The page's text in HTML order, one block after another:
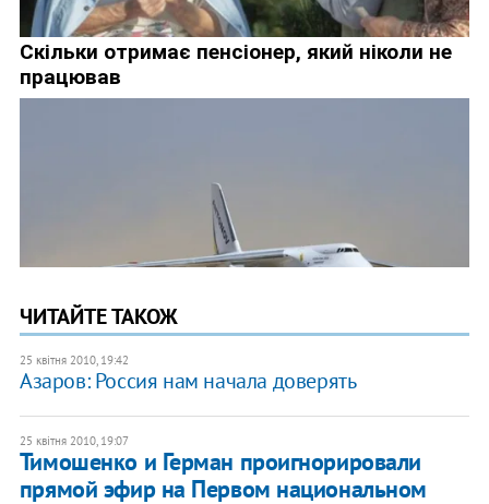
ЧИТАЙТЕ ТАКОЖ
25 квітня 2010, 19:42
Азаров: Россия нам начала доверять
25 квітня 2010, 19:07
Тимошенко и Герман проигнорировали
прямой эфир на Первом национальном